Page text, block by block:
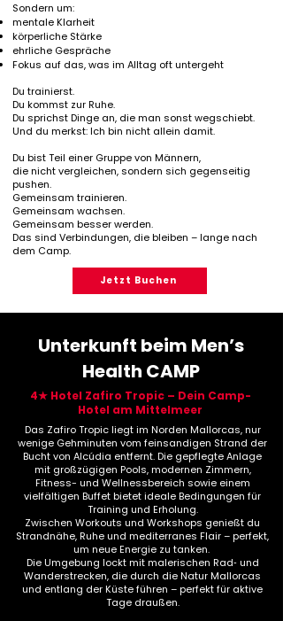
Sondern um:
mentale Klarheit
körperliche Stärke
ehrliche Gespräche
Fokus auf das, was im Alltag oft untergeht
Du trainierst.
Du kommst zur Ruhe.
Du sprichst Dinge an, die man sonst wegschiebt.
Und du merkst: Ich bin nicht allein damit.
Du bist Teil einer Gruppe von Männern,
die nicht vergleichen, sondern sich gegenseitig
pushen.
Gemeinsam trainieren.
Gemeinsam wachsen.
Gemeinsam besser werden.
Das sind Verbindungen, die bleiben – lange nach
dem Camp.
Jetzt Buchen
Unterkunft beim Men’s
Health CAMP
4★ Hotel Zafiro Tropic – Dein Camp-
Hotel am Mittelmeer
Das Zafiro Tropic liegt im Norden Mallorcas, nur
wenige Gehminuten vom feinsandigen Strand der
Bucht von Alcúdia entfernt.Die gepflegte Anlage
mit großzügigen Pools, modernen Zimmern,
Fitness- und Wellnessbereich sowie einem
vielfältigen Buffet bietet ideale Bedingungen für
Training und Erholung.
Zwischen Workouts und Workshops genießt du
Strandnähe, Ruhe und mediterranes Flair – perfekt,
um neue Energie zu tanken.
Die Umgebung lockt mit malerischen Rad‑ und
Wanderstrecken, die durch die Natur Mallorcas
und entlang der Küste führen – perfekt für aktive
Tage draußen.